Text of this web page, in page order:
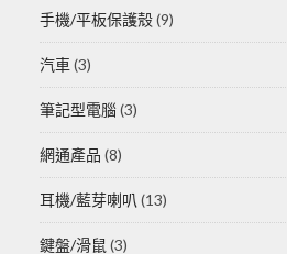
手機/平板保護殼(9)
汽車 (3)
筆記型電腦(3)
網通產品 (8)
耳機/藍芽喇叭 (13)
鍵盤/滑鼠 (3)